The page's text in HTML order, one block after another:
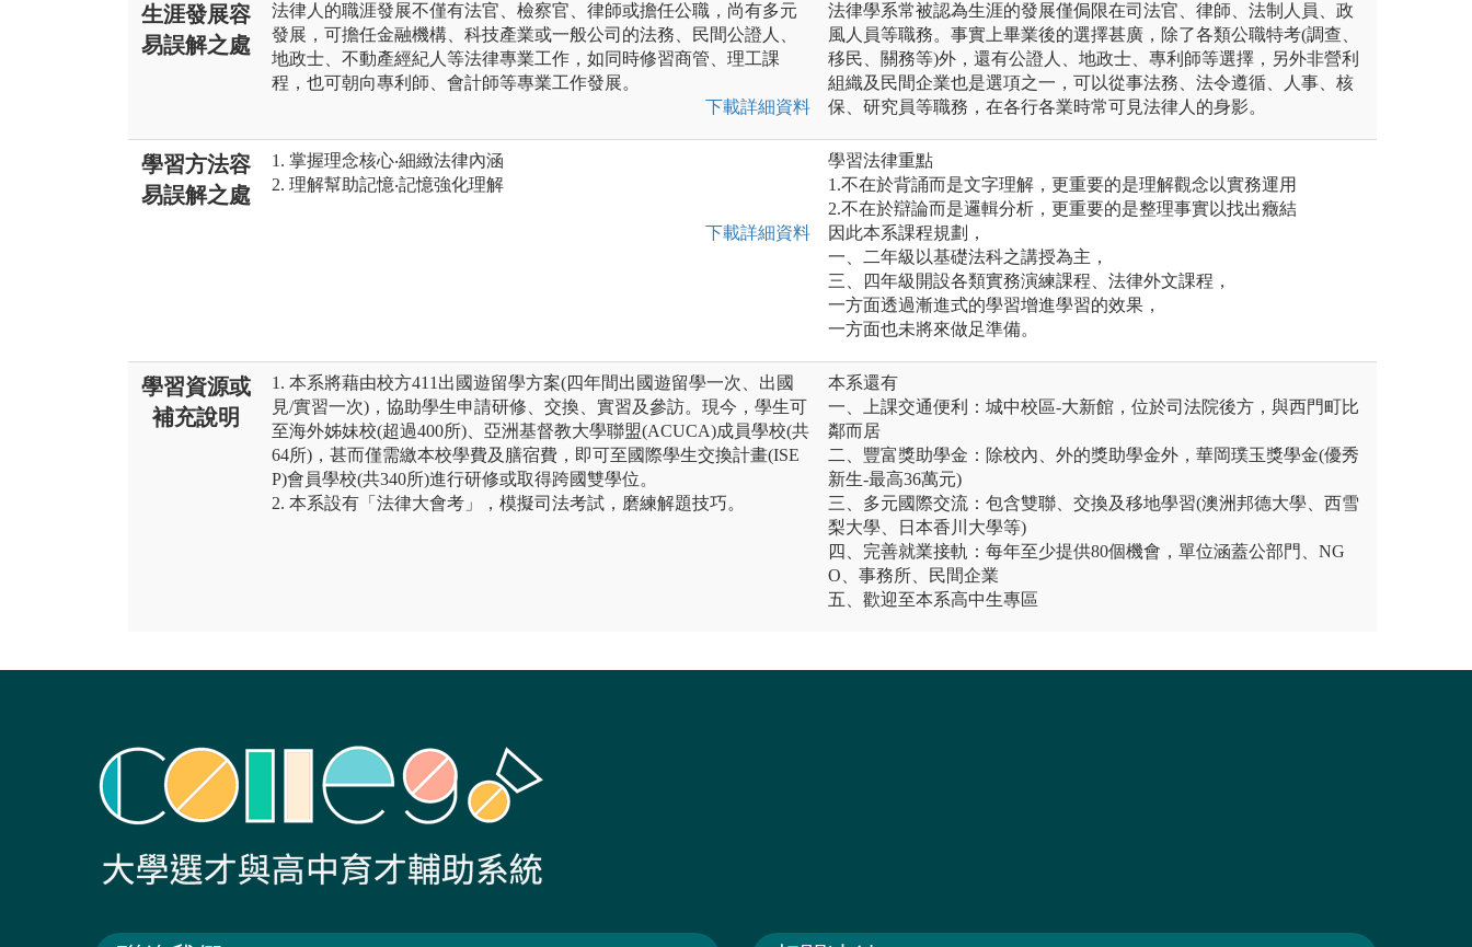
生涯發展容
易誤解之處
法律人的職涯發展不僅有法官、檢察官、律師或擔任公職，尚有多元
發展，可擔任金融機構、科技產業或一般公司的法務、民間公證人、
地政士、不動產經紀人等法律專業工作，如同時修習商管、理工課
程，也可朝向專利師、會計師等專業工作發展。
下載詳細資料
法律學系常被認為生涯的發展僅侷限在司法官、律師、法制人員、政
風人員等職務。事實上畢業後的選擇甚廣，除了各類公職特考(調查、
移民、關務等)外，還有公證人、地政士、專利師等選擇，另外非營利
組織及民間企業也是選項之一，可以從事法務、法令遵循、人事、核
保、研究員等職務，在各行各業時常可見法律人的身影。
學習方法容
易誤解之處
1. 掌握理念核心‧細緻法律內涵
2. 理解幫助記憶‧記憶強化理解
下載詳細資料
學習法律重點
1.不在於背誦而是文字理解，更重要的是理解觀念以實務運用
2.不在於辯論而是邏輯分析，更重要的是整理事實以找出癥結
因此本系課程規劃，
一、二年級以基礎法科之講授為主，
三、四年級開設各類實務演練課程、法律外文課程，
一方面透過漸進式的學習增進學習的效果，
一方面也未將來做足準備。
學習資源或
補充說明
1. 本系將藉由校方411出國遊留學方案(四年間出國遊留學一次、出國
見/實習一次)，協助學生申請研修、交換、實習及參訪。現今，學生可
至海外姊妹校(超過400所)、亞洲基督教大學聯盟(ACUCA)成員學校(共
64所)，甚而僅需繳本校學費及膳宿費，即可至國際學生交換計畫(ISE
P)會員學校(共340所)進行研修或取得跨國雙學位。
2. 本系設有「法律大會考」，模擬司法考試，磨練解題技巧。
本系還有
一、上課交通便利：城中校區-大新館，位於司法院後方，與西門町比
鄰而居
二、豐富獎助學金：除校內、外的獎助學金外，華岡璞玉獎學金(優秀
新生-最高36萬元)
三、多元國際交流：包含雙聯、交換及移地學習(澳洲邦德大學、西雪
梨大學、日本香川大學等)
四、完善就業接軌：每年至少提供80個機會，單位涵蓋公部門、NG
O、事務所、民間企業
五、歡迎至本系高中生專區